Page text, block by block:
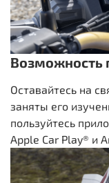
Возможность
Оставайтесь на
заняты его
пользуйтесь
Apple Car Play® и